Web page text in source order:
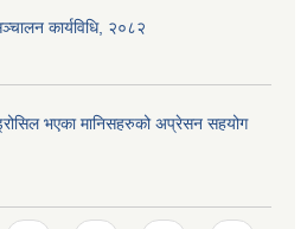
कार्यविधि, २०८२
भएका मानिसहरुको अप्रेसन सहयोग